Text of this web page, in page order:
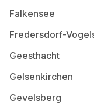
Falkensee
Fredersdorf-
Geesthacht
Gelsenkirchen
Gevelsberg